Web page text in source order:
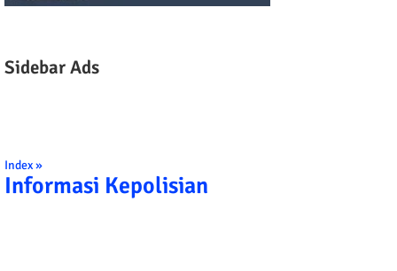
Sidebar Ads
Index »
Informasi Kepolisian